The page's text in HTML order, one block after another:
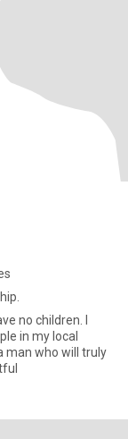
in my local
man who will truly